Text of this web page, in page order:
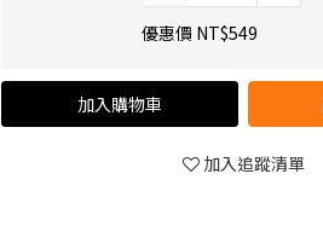
優惠價 NT$549
加入購物車
加入追蹤清單